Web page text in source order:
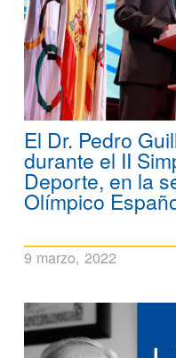
El Dr. Pedro
durante el II
Deporte, en la
Olímpico
9 marzo, 2022